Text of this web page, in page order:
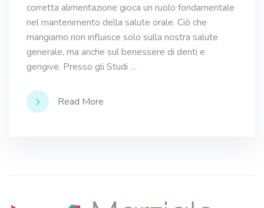
corretta alimentazione gioca un ruolo fondamentale
nel mantenimento della salute orale. Ciò che
mangiamo non influisce solo sulla nostra salute
generale, ma anche sul benessere di denti e
gengive. Presso gli Studi …
Read More